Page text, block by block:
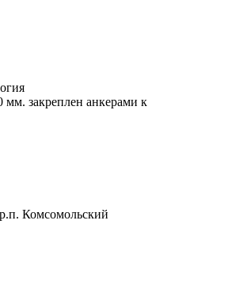
мм. закреплен анкерами к
Комсомольский